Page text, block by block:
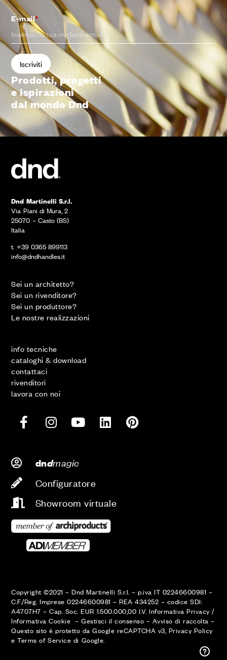
AREA RISERVATA
E-mail*
Prodotti, progetti
e ispirazioni
dal mondo Dnd
Dnd Martinelli S.r.l.
Via Piani di Mura, 2
25070 – Casto (BS)
Italia
t. +39 0365 899113
info@dndhandles.it
Sei un architetto?
Sei un rivenditore?
Sei un produttore?
Le nostre realizzazioni
info tecniche
cataloghi & download
contattaci
rivenditori
lavora con noi
dndmagic
Configuratore
Showroom virtuale
Copyright ©2021 – Dnd Martinelli S.r.l. – p.iva IT 02246600981 –
C.F./Reg. Imprese 02246600981 – REA 434252 – codice SDI:
A4707H7 – Cap. Soc. EUR 1.500.000,00 I.V.Informativa Privacy/
Informativa Cookie –Gestisci il consenso – Avviso di raccolta –
Questo sito è protetto da Google reCAPTCHA v3, Privacy Policy
e Terms of Service di Google.